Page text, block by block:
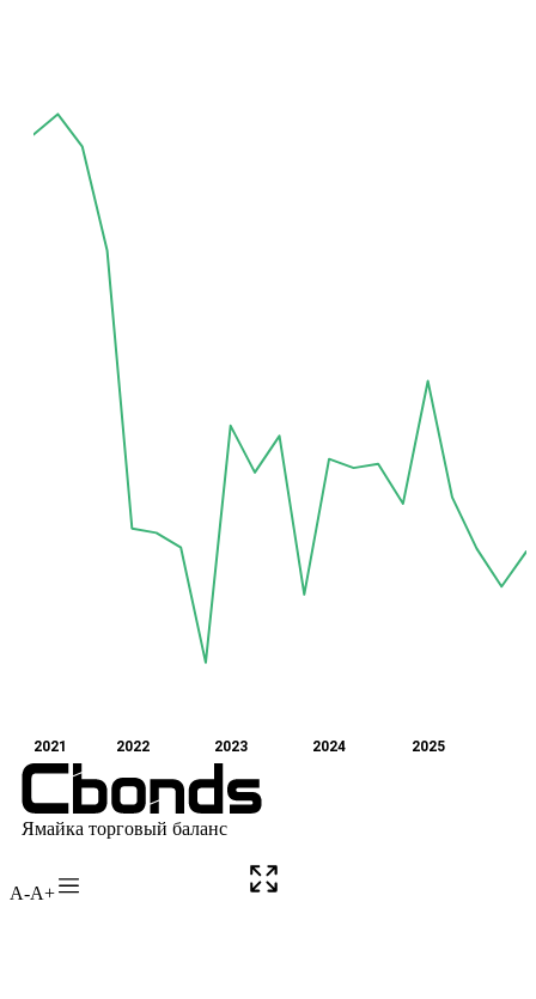
A-A+